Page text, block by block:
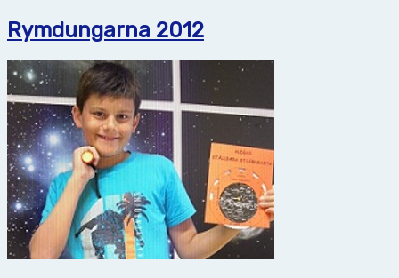
Rymdungarna 2012